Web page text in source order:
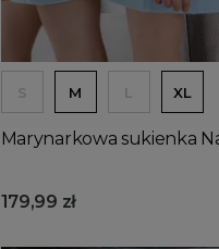
S M L XL
Marynarkowa sukienka
179,99 zł